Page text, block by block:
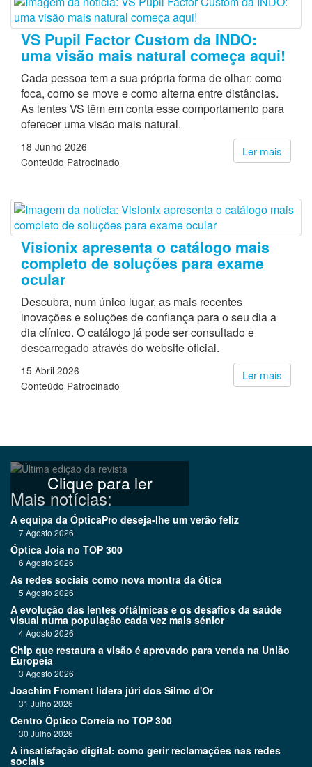
VS Pupil Factor Custom da INDO:
uma visão mais natural começa aqui!
Cada pessoa tem a sua própria forma de olhar: como
foca, como se move e como alterna entre distâncias.
As lentes VS têm em conta esse comportamento para
oferecer uma visão mais natural.
Ler mais
18 Junho 2026
Conteúdo Patrocinado
Visionix apresenta o catálogo mais
completo de soluções para exame
ocular
Descubra, num único lugar, as mais recentes
inovações e soluções de confiança para o seu dia a
dia clínico. O catálogo já pode ser consultado e
descarregado através do website oficial.
Ler mais
15 Abril 2026
Conteúdo Patrocinado
Clique para ler
Mais notícias:
A equipa da ÓpticaPro deseja-lhe um verão feliz
7 Agosto 2026
Óptica Joia no TOP 300
6 Agosto 2026
As redes sociais como nova montra da ótica
5 Agosto 2026
A evolução das lentes oftálmicas e os desafios da saúde
visual numa população cada vez mais sénior
4 Agosto 2026
Chip que restaura a visão é aprovado para venda na União
Europeia
3 Agosto 2026
Joachim Froment lidera júri dos Silmo d'Or
31 Julho 2026
Centro Óptico Correia no TOP 300
30 Julho 2026
A insatisfação digital: como gerir reclamações nas redes
sociais